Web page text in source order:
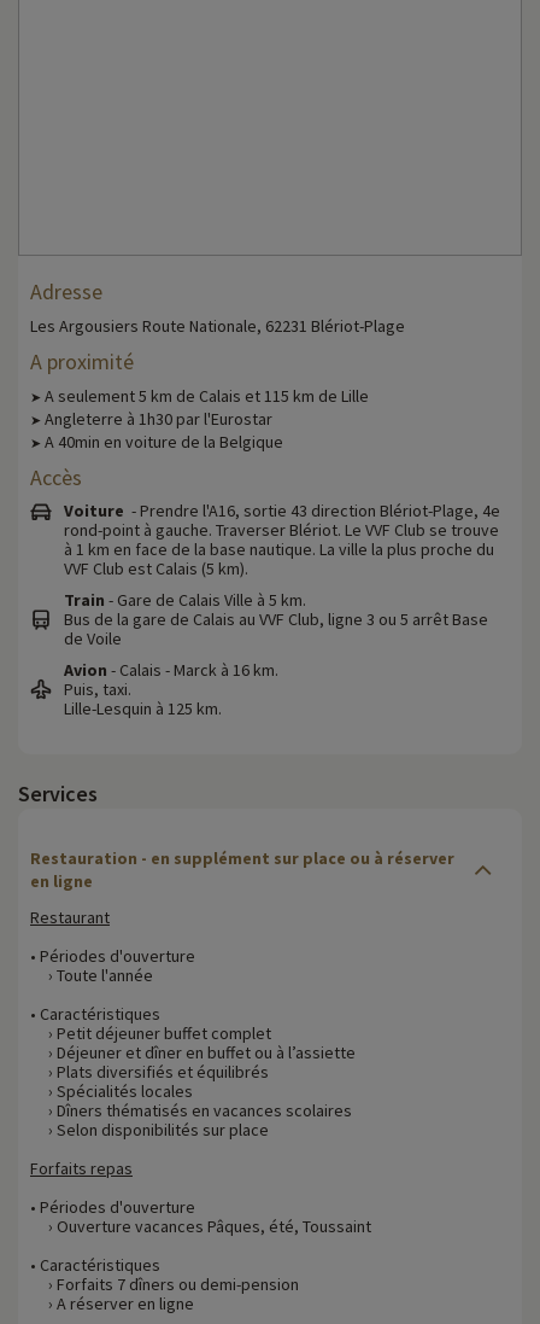
Adresse
Les Argousiers Route Nationale, 62231 Blériot-Plage
A proximité
➤ A seulement 5 km de Calais et 115 km de Lille
➤ Angleterre à 1h30 par l'Eurostar
➤ A 40min en voiture de la Belgique
Accès
Voiture - Prendre l'A16, sortie 43 direction Blériot-Plage, 4e
rond-point à gauche. Traverser Blériot. Le VVF Club se trouve
à 1 km en face de la base nautique. La ville la plus proche du
VVF Club est Calais (5 km).
Train - Gare de Calais Ville à 5 km.
Bus de la gare de Calais au VVF Club, ligne 3 ou 5 arrêt Base
de Voile
Avion - Calais - Marck à 16 km.
Puis, taxi.
Lille-Lesquin à 125 km.
Services
Restauration - en supplément sur place ou à réserver
en ligne
Restaurant
• Périodes d'ouverture
› Toute l'année
• Caractéristiques
› Petit déjeuner buffet complet
› Déjeuner et dîner en buffet ou à l’assiette
› Plats diversifiés et équilibrés
› Spécialités locales
› Dîners thématisés en vacances scolaires
› Selon disponibilités sur place
Forfaits repas
• Périodes d'ouverture
› Ouverture vacances Pâques, été, Toussaint
• Caractéristiques
› Forfaits 7 dîners ou demi-pension
› A réserver en ligne